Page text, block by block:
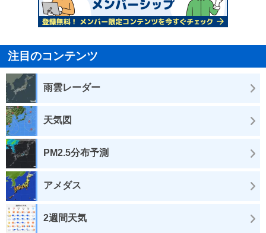
注目のコンテンツ
雨雲レーダー
天気図
PM2.5分布予測
アメダス
2週間天気